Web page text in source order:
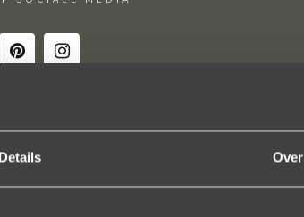
Details Over
afgewerkt, perfecte kwaliteit. We zijn liefdevol
anders zeggen dan AANRADER op elk vlak!